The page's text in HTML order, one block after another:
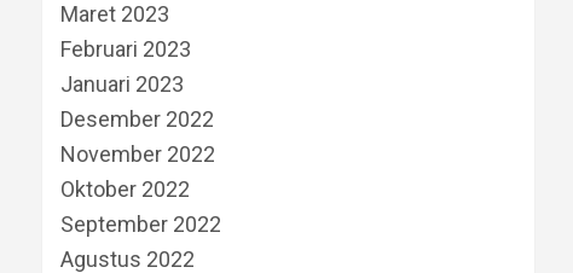
Maret 2023
Februari 2023
Januari 2023
Desember 2022
November 2022
Oktober 2022
September 2022
Agustus 2022